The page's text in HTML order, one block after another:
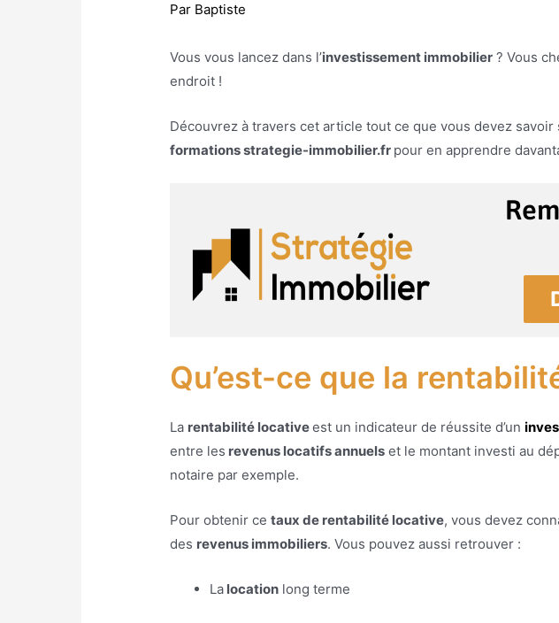
Par Baptiste
Vous vous lancez dans l’investissement immobilier ? Vous
endroit !
Découvrez à travers cet article tout ce que vous devez savoir
formations strategie-immobilier.fr pour en apprendre
Qu’est-ce que la
La rentabilité locativeest un indicateur de réussite d’un
entre les revenus locatifs annuels et le montant investi au
notaire par exemple.
Pour obtenir cetaux de rentabilité locative, vous devez
des revenus immobiliers. Vous pouvez aussi retrouver :
La location long terme